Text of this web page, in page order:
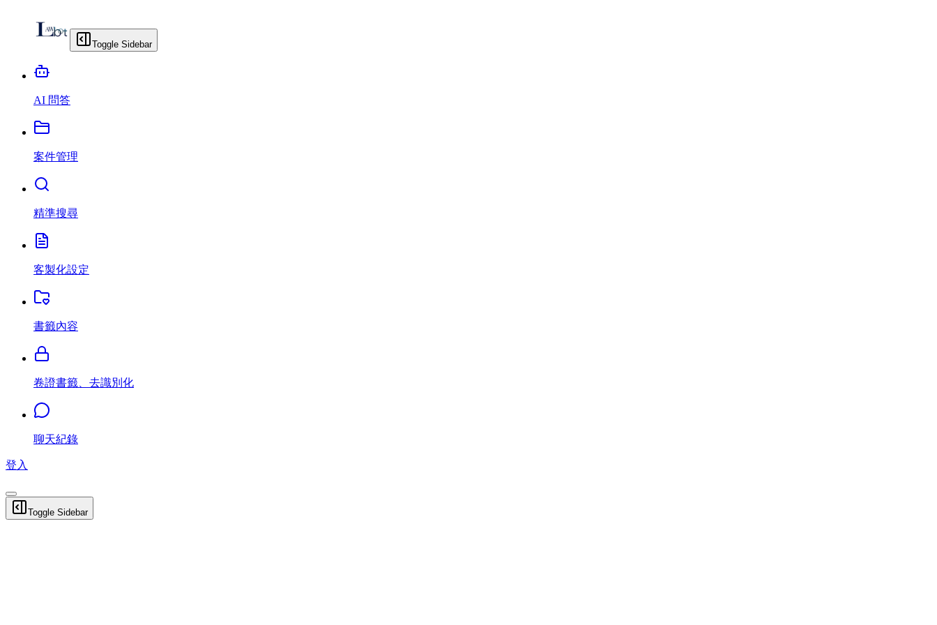
Toggle Sidebar
AI 問答
案件管理
精準搜尋
客製化設定
書籤內容
卷證書籤、去識別化
聊天紀錄
登入
Toggle Sidebar